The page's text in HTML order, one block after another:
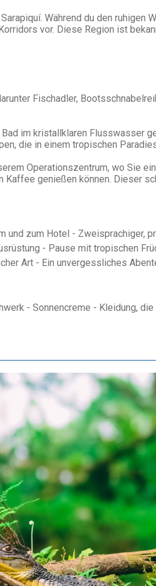
Während du den
vor. Diese Region ist
Fischadler,
im kristallklaren Flusswasser
die in einem tropischen
Operationszentrum, wo Sie
Kaffee genießen können. Dieser
und zum Hotel - Zweisprachiger,
- Pause mit tropischen
Art - Ein unvergessliches
- Sonnencreme - Kleidung,